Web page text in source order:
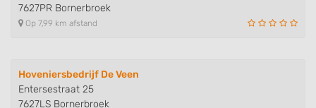
7627PR Bornerbroek
Op 7,99 km afstand
Hoveniersbedrijf De Veen
Entersestraat 25
7627LS Bornerbroek